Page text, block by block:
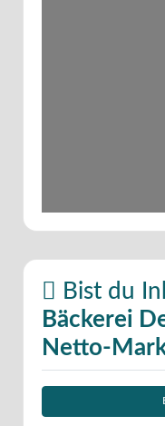
Bist du
Bäckerei
Netto-